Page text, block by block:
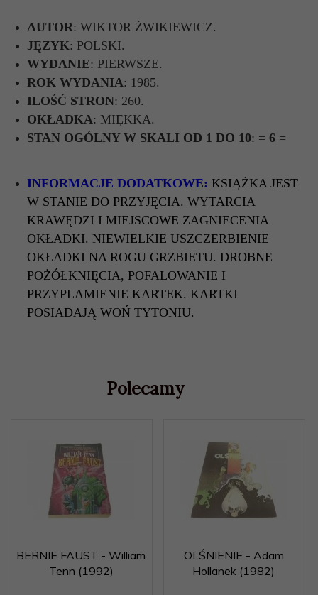
AUTOR: WIKTOR ŻWIKIEWICZ.
JĘZYK: POLSKI.
WYDANIE: PIERWSZE.
ROK WYDANIA: 1985.
ILOŚĆ STRON: 260.
OKŁADKA: MIĘKKA.
STAN OGÓLNY W SKALI OD 1 DO 10: = 6 =
INFORMACJE DODATKOWE: KSIĄŻKA JEST
W STANIE DO PRZYJĘCIA. WYTARCIA
KRAWĘDZI I MIEJSCOWE ZAGNIECENIA
OKŁADKI. NIEWIELKIE USZCZERBIENIE
OKŁADKI NA ROGU GRZBIETU. DROBNE
POŻÓŁKNIĘCIA, POFALOWANIE I
PRZYPLAMIENIE KARTEK. KARTKI
POSIADAJĄ WOŃ TYTONIU.
Polecamy
BERNIE FAUST - William
Tenn (1992)
OLŚNIENIE - Adam
Hollanek (1982)